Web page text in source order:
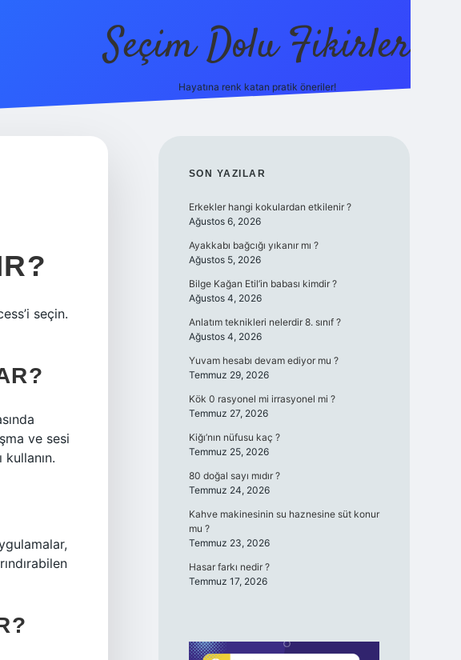
Seçim Dolu Fikirler
Hayatına renk katan pratik öneriler!
seçin.
ve sesi
SIDEBAR
SON YAZILAR
Erkekler hangi kokulardan etkilenir ?
Ağustos 6, 2026
Ayakkabı bağcığı yıkanır mı ?
Ağustos 5, 2026
Bilge Kağan Etil’in babası kimdir ?
Ağustos 4, 2026
Anlatım teknikleri nelerdir 8. sınıf ?
Ağustos 4, 2026
Yuvam hesabı devam ediyor mu ?
Temmuz 29, 2026
Kök 0 rasyonel mi irrasyonel mi ?
Temmuz 27, 2026
Kiğı’nın nüfusu kaç ?
Temmuz 25, 2026
80 doğal sayı mıdır ?
Temmuz 24, 2026
Kahve makinesinin su haznesine süt konur
mu ?
Temmuz 23, 2026
Hasar farkı nedir ?
Temmuz 17, 2026